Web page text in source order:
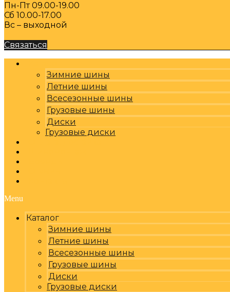
Пн-Пт 09.00-19.00
Сб 10.00-17.00
Вс – выходной
Связаться
Зимние шины
Летние шины
Всесезонные шины
Грузовые шины
Диски
Грузовые диски
Menu
Каталог
Зимние шины
Летние шины
Всесезонные шины
Грузовые шины
Диски
Грузовые диски